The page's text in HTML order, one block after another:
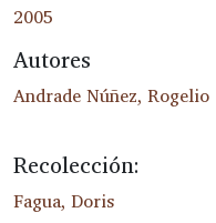
2005
Autores
Andrade Núñez, Rogelio
Recolección:
Fagua, Doris